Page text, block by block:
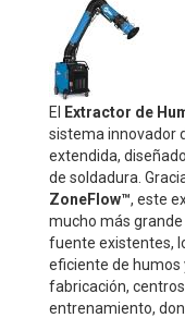
El Extractor de
sistema innovador
extendida,
de soldadura.
ZoneFlow™, este
mucho más
fuente existentes,
eficiente de humos
fabricación,
entrenamiento,